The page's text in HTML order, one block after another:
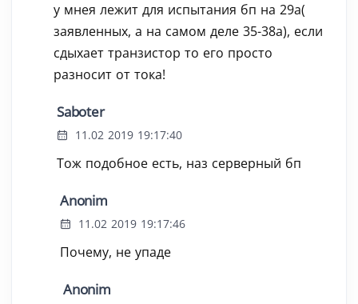
у мнея лежит для испытания бп на 29а(
заявленных, а на самом деле 35-38а), если
сдыхает транзистор то его просто
разносит от тока!
Saboter
11.02 2019 19:17:40
Тож подобное есть, наз серверный бп
Anonim
11.02 2019 19:17:46
Почему, не упаде
Anonim